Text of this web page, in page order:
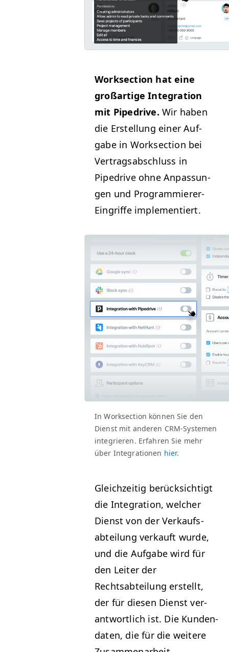
Work­sec­tion hat eine
großar­tige Inte­gra­tion
mit Pipedrive. Wir haben
die Erstel­lung ein­er Auf­
gabe in Work­sec­tion bei
Ver­tragsab­schluss in
Pipedrive ohne Anpas­sun­
gen und Pro­gram­mier­er-
Ein­griffe implementiert.
In Work­sec­tion kön­nen Sie den
Dienst mit anderen CRM-Sys­te­men
inte­gri­eren. Erfahren Sie mehr
über Inte­gra­tio­nen hier.
Gle­ichzeit­ig berück­sichtigt
die Inte­gra­tion, welch­er
Dienst von der Verkauf­s­
abteilung verkauft wurde,
und die Auf­gabe wird für
den Leit­er der
Rechtsabteilung erstellt,
der für diesen Dienst ver­
ant­wortlich ist. Die Kun­den­
dat­en, die für die weit­ere